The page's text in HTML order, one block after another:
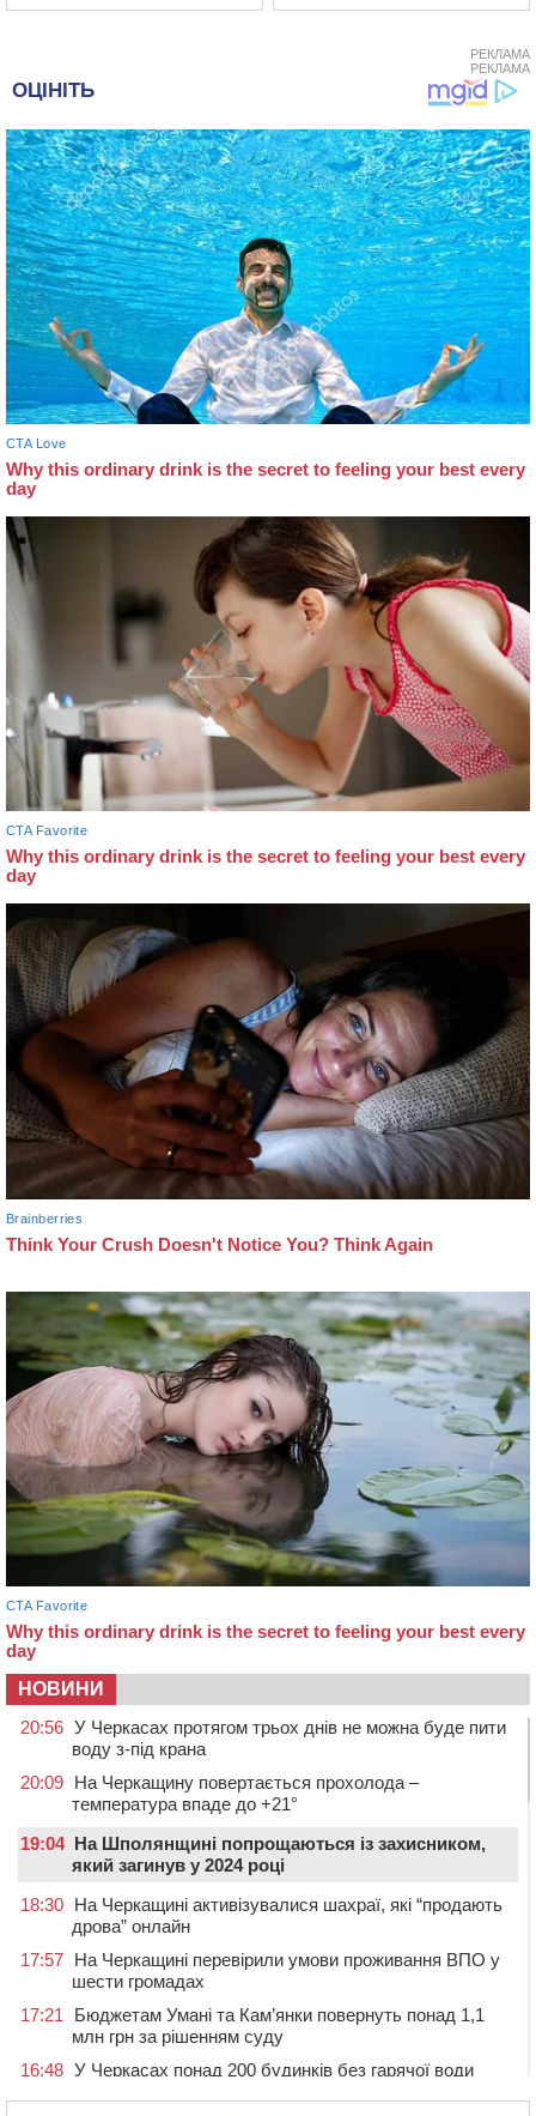
РЕКЛАМА
РЕКЛАМА
НОВИНИ
20:56 У Черкасах протягом трьох днів не можна буде пити
воду з-під крана
20:09 На Черкащину повертається прохолода –
температура впаде до +21°
19:04 На Шполянщині попрощаються із захисником,
який загинув у 2024 році
18:30 На Черкащині активізувалися шахраї, які “продають
дрова” онлайн
17:57 На Черкащині перевірили умови проживання ВПО у
шести громадах
17:21
Бюджетам Умані та Кам’янки повернуть понад 1,1
млн грн за рішенням суду
16:48 У Черкасах понад 200 будинків без гарячої води